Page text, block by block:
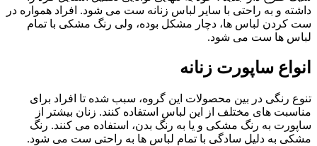
داشته و به راحتی با سایر لباس زنانه ست می شود. افراد همواره در
ست کردن لباس ها، دچار مشکل بوده، ولی رنگ مشکی با تمام
لباس ها ست می شود.
انواع ساپورت زنانه
تنوع رنگی در بین محصولات این گروه، سبب شده تا افراد برای
مناسبت های مختلف از این لباس استفاده کنند. زنان بیشتر از
ساپورت به رنگ مشکی و یا به رنگ بدن، استفاده می کنند. رنگ
مشکی به دلیل سادگی با تمام لباس ها به راحتی ست می شود.